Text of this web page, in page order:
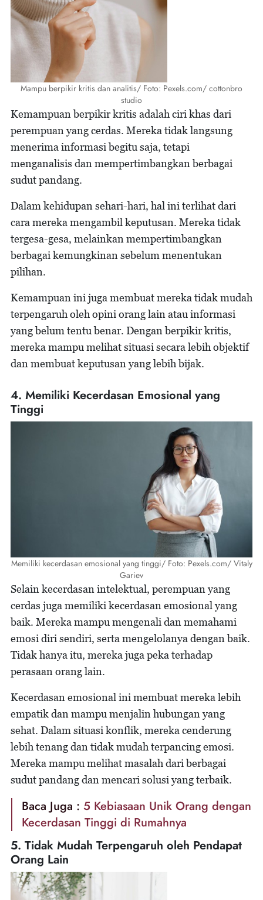
Mampu berpikir kritis dan analitis/ Foto: Pexels.com/ cottonbro
studio
Kemampuan berpikir kritis adalah ciri khas dari
perempuan yang cerdas. Mereka tidak langsung
menerima informasi begitu saja, tetapi
menganalisis dan mempertimbangkan berbagai
sudut pandang.
Dalam kehidupan sehari-hari, hal ini terlihat dari
cara mereka mengambil keputusan. Mereka tidak
tergesa-gesa, melainkan mempertimbangkan
berbagai kemungkinan sebelum menentukan
pilihan.
Kemampuan ini juga membuat mereka tidak mudah
terpengaruh oleh opini orang lain atau informasi
yang belum tentu benar. Dengan berpikir kritis,
mereka mampu melihat situasi secara lebih objektif
dan membuat keputusan yang lebih bijak.
4. Memiliki Kecerdasan Emosional yang
Tinggi
Memiliki kecerdasan emosional yang tinggi/ Foto: Pexels.com/ Vitaly
Gariev
Selain kecerdasan intelektual, perempuan yang
cerdas juga memiliki kecerdasan emosional yang
baik. Mereka mampu mengenali dan memahami
emosi diri sendiri, serta mengelolanya dengan baik.
Tidak hanya itu, mereka juga peka terhadap
perasaan orang lain.
Kecerdasan emosional ini membuat mereka lebih
empatik dan mampu menjalin hubungan yang
sehat. Dalam situasi konflik, mereka cenderung
lebih tenang dan tidak mudah terpancing emosi.
Mereka mampu melihat masalah dari berbagai
sudut pandang dan mencari solusi yang terbaik.
Baca Juga : 5 Kebiasaan Unik Orang dengan
Kecerdasan Tinggi di Rumahnya
5. Tidak Mudah Terpengaruh oleh Pendapat
Orang Lain